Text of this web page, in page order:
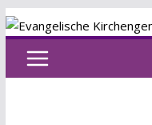
Zum
Inhalt
springen